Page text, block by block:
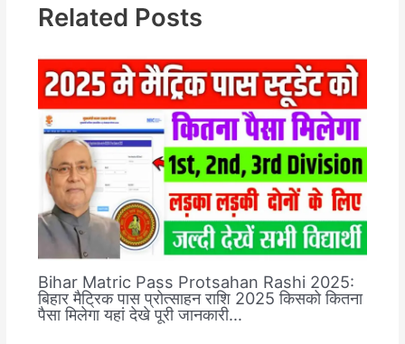
Related Posts
Bihar Matric Pass Protsahan Rashi 2025:
बिहार मैट्रिक पास प्रोत्साहन राशि 2025 किसको कितना
पैसा मिलेगा यहां देखे पूरी जानकारी…